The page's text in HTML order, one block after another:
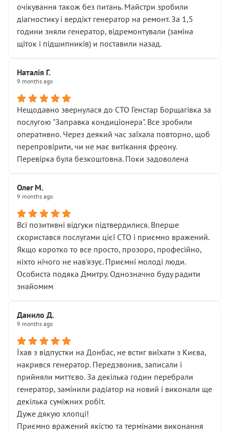
очікування також без питань. Майстри зробили
діагностику і вердікт генератор на ремонт. За 1,5
години зняли генератор, відремонтували (заміна
щіток і підшипників) и поставили назад.
Наталія Г.
9 months ago
Нещодавно звернулася до СТО Генстар Борщагівка за
послугою "Заправка кондиціонера". Все зробили
оперативно. Через деякий час заїхала повторно, щоб
перепровірити, чи не має витікання фреону.
Перевірка була безкоштовна. Поки задоволена
Олег М.
9 months ago
Всі позитивні відгуки підтвердилися. Вперше
скористався послугами цієї СТО і приємно вражений.
Якщо коротко то все просто, прозоро, професійно,
ніхто нічого не нав'язує. Приємні молоді люди.
Особиста подяка Дмитру. Однозначно буду радити
знайомим
Данило Д.
9 months ago
Їхав з відпустки на Донбас, не встиг виїхати з Києва,
накрився генератор. Передзвонив, записали і
прийняли миттєво. За декілька годин перебрали
генератор, замінили радіатор на новий і виконали ще
декілька суміжних робіт.
Дуже дякую хлопці!
Приємно вражений якістю та термінами виконання